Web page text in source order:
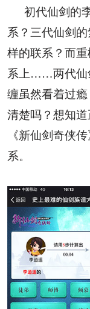
初代仙剑的
系？三代仙剑
样的联系？而
系上……两代仙
缠虽然看着过
清楚吗？想知
《新仙剑奇侠
系。